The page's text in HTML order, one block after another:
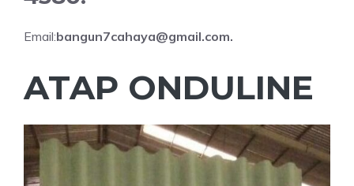
Email:bangun7cahaya@gmail.com.
ATAP ONDULINE